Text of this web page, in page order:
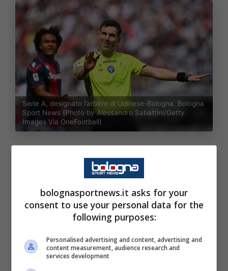
Serie A, designato l’arbitro di Udinese-Bologna. Bologna
Sport News (Photo by Alessandro Sabattini/Getty
Images Via OneFootball)
pronti alla delicata trasferta di sabato 22
dirigre il match saràJuan Luca Sacchi, è
stato reso noto poco fa. Di seguito
UDINESE – BOLOGNA
bolognasportnews.it asks for your
consent to use your personal data for the
following purposes:
Personalised advertising and content, advertising and
content measurement, audience research and
services development